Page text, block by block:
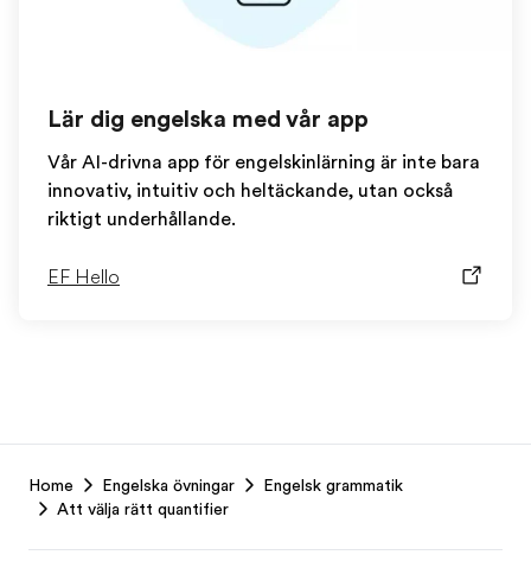
Lär dig engelska med vår app
Vår AI-drivna app för engelskinlärning är inte bara
innovativ, intuitiv och heltäckande, utan också
riktigt underhållande.
EF Hello
Footer
Home Engelska övningar
Engelsk grammatik
Att välja rätt quantifier